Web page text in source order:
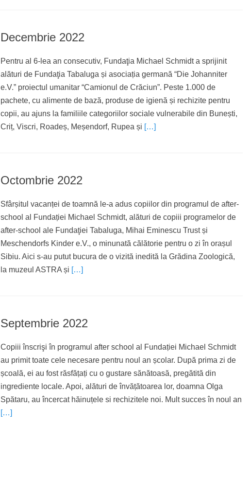
Decembrie 2022
Pentru al 6-lea an consecutiv, Fundaţia Michael Schmidt a sprijinit
alături de Fundaţia Tabaluga și asociația germană “Die Johanniter
e.V.” proiectul umanitar “Camionul de Crăciun”. Peste 1.000 de
pachete, cu alimente de bază, produse de igienă și rechizite pentru
copii, au ajuns la familiile categoriilor sociale vulnerabile din Bunești,
Criț, Viscri, Roadeș, Meșendorf, Rupea și […]
Octombrie 2022
Sfârșitul vacanței de toamnă le-a adus copiilor din programul de after-
school al Fundației Michael Schmidt, alături de copiii programelor de
after-school ale Fundaţiei Tabaluga, Mihai Eminescu Trust și
Meschendorfs Kinder e.V., o minunată călătorie pentru o zi în orașul
Sibiu. Aici s-au putut bucura de o vizită inedită la Grădina Zoologică,
la muzeul ASTRA și […]
Septembrie 2022
Copiii înscrişi în programul after school al Fundației Michael Schmidt
au primit toate cele necesare pentru noul an școlar. După prima zi de
școală, ei au fost răsfățați cu o gustare sănătoasă, pregătită din
ingrediente locale. Apoi, alături de învățătoarea lor, doamna Olga
Spătaru, au încercat hăinuțele si rechizitele noi. Mult succes în noul an
[…]